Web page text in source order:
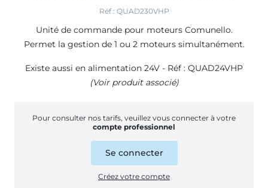
Réf : QUAD230VHP
Unité de commande pour moteurs Comunello.
Permet la gestion de 1 ou 2 moteurs simultanément.
Existe aussi en alimentation 24V - Réf : QUAD24VHP
(Voir produit associé)
Pour consulter nos tarifs, veuillez vous connecter à votre
compte professionnel
Se connecter
Créez votre compte